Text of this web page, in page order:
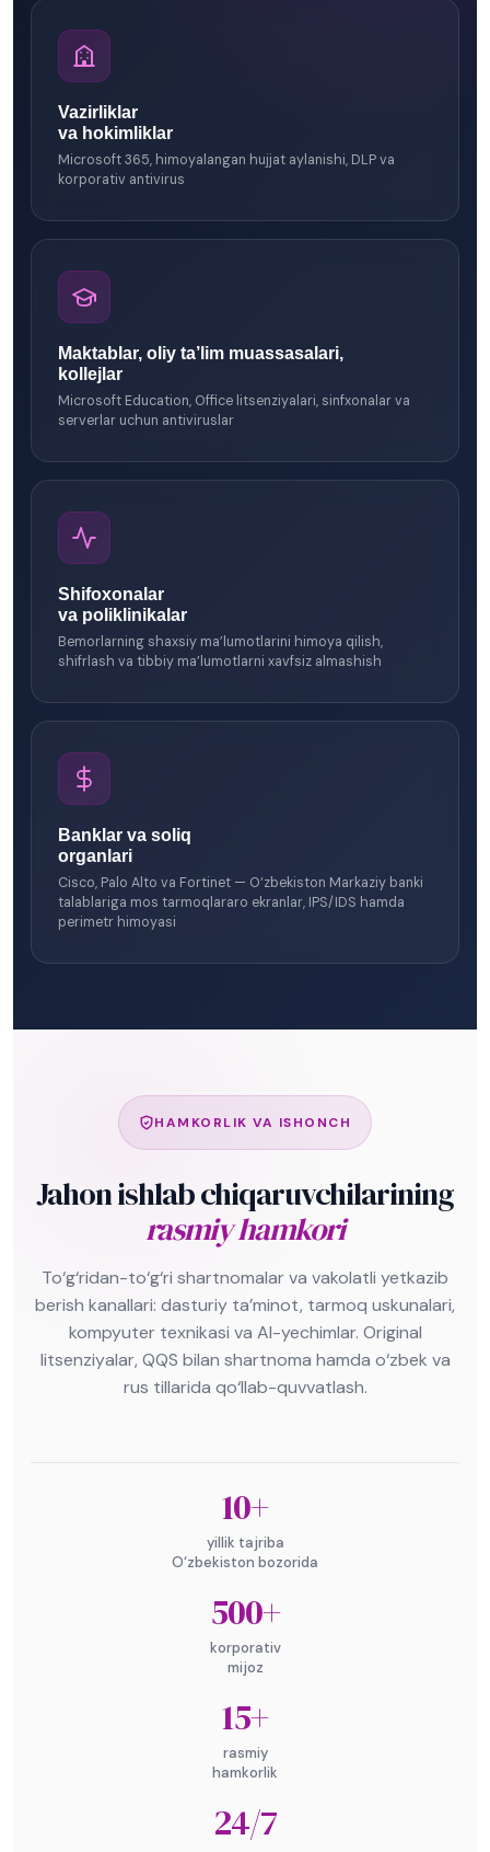
Vazirliklar
va hokimliklar
Microsoft 365, himoyalangan hujjat aylanishi, DLP va
korporativ antivirus
Maktablar, oliy ta’lim muassasalari,
kollejlar
Microsoft Education, Office litsenziyalari, sinfxonalar va
serverlar uchun antiviruslar
Shifoxonalar
va poliklinikalar
Bemorlarning shaxsiy ma’lumotlarini himoya qilish,
shifrlash va tibbiy ma’lumotlarni xavfsiz almashish
Banklar va soliq
organlari
Cisco, Palo Alto va Fortinet — O‘zbekiston Markaziy banki
talablariga mos tarmoqlararo ekranlar, IPS/IDS hamda
perimetr himoyasi
HAMKORLIK VA ISHONCH
Jahon ishlab chiqaruvchilarining
rasmiy hamkori
To‘g‘ridan-to‘g‘ri shartnomalar va vakolatli yetkazib
berish kanallari: dasturiy ta’minot, tarmoq uskunalari,
kompyuter texnikasi va AI-yechimlar. Original
litsenziyalar, QQS bilan shartnoma hamda o‘zbek va
rus tillarida qo‘llab-quvvatlash.
10+
yillik tajriba
O‘zbekiston bozorida
500+
korporativ
mijoz
15+
rasmiy
hamkorlik
24/7